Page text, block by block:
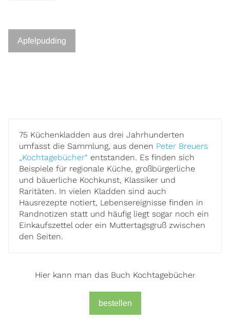
Apfelpudding
75 Küchenkladden aus drei Jahrhunderten
umfasst die Sammlung, aus denen Peter Breuers
„Kochtagebücher“ entstanden. Es finden sich
Beispiele für regionale Küche, großbürgerliche
und bäuerliche Kochkunst, Klassiker und
Raritäten. In vielen Kladden sind auch
Hausrezepte notiert, Lebensereignisse finden in
Randnotizen statt und häufig liegt sogar noch ein
Einkaufszettel oder ein Muttertagsgruß zwischen
den Seiten.
Hier kann man das Buch Kochtagebücher
bestellen